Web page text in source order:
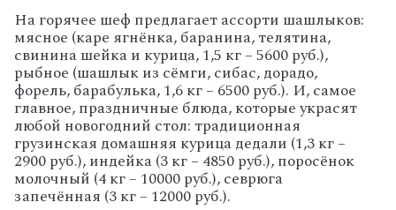
На горячее шеф предлагает ассорти шашлыков:
мясное (каре ягнёнка, баранина, телятина,
свинина шейка и курица, 1,5 кг – 5600 руб.),
рыбное (шашлык из сёмги, сибас, дорадо,
форель, барабулька, 1,6 кг – 6500 руб.). И, самое
главное, праздничные блюда, которые украсят
любой новогодний стол: традиционная
грузинская домашняя курица дедали (1,3 кг –
2900 руб.), индейка (3 кг – 4850 руб.), поросёнок
молочный (4 кг – 10000 руб.), севрюга
запечённая (3 кг – 12000 руб.).